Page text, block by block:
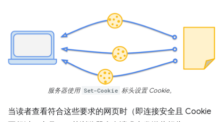
服务器使用 Set-Cookie 标头设置 Cookie。
当读者查看符合这些要求的网页时（即连接安全且 Cookie